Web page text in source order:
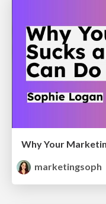
marketingsoph